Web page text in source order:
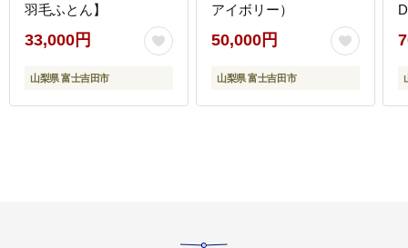
羽毛ふとん】
33,000円
山梨県 富士吉田市
アイボリー）
50,000円
山梨県 富士吉田市